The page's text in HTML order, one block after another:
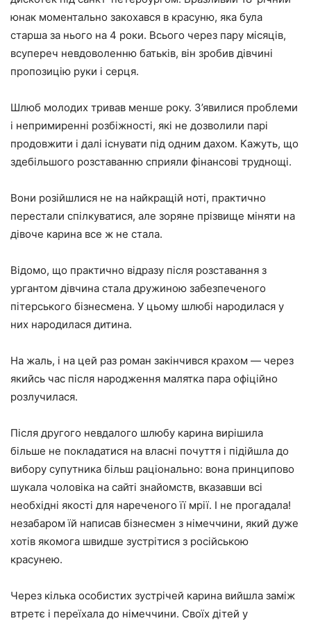
юнак моментально закохався в красуню, яка була
старша за нього на 4 роки. Всього через пару місяців,
всупереч невдоволенню батьків, він зробив дівчині
пропозицію руки і серця.
Шлюб молодих тривав менше року. З’явилися проблеми
і непримиренні розбіжності, які не дозволили парі
продовжити і далі існувати під одним дахом. Кажуть, що
здебільшого розставанню сприяли фінансові труднощі.
Вони розійшлися не на найкращій ноті, практично
перестали спілкуватися, але зоряне прізвище міняти на
дівоче карина все ж не стала.
Відомо, що практично відразу після розставання з
ургантом дівчина стала дружиною забезпеченого
пітерського бізнесмена. У цьому шлюбі народилася у
них народилася дитина.
На жаль, і на цей раз роман закінчився крахом — через
якийсь час після народження малятка пара офіційно
розлучилася.
Після другого невдалого шлюбу карина вирішила
більше не покладатися на власні почуття і підійшла до
вибору супутника більш раціонально: вона принципово
шукала чоловіка на сайті знайомств, вказавши всі
необхідні якості для нареченого її мрії. І не прогадала!
незабаром їй написав бізнесмен з німеччини, який дуже
хотів якомога швидше зустрітися з російською
красунею.
Через кілька особистих зустрічей карина вийшла заміж
втретє і переїхала до німеччини. Своїх дітей у